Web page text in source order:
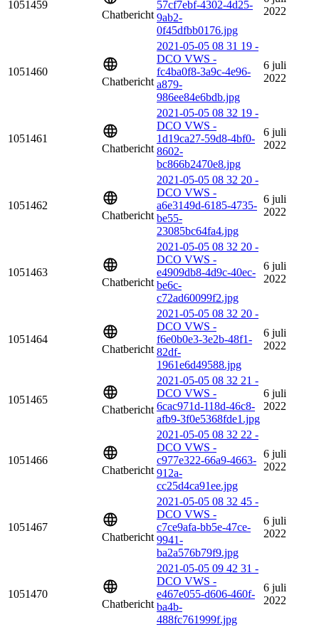
1051459
Chatbericht
57cf7ebf-4302-4d25-
9ab2-
0f45dfbb0176.jpg
2022
1051460
Chatbericht
2021-05-05 08 31 19 -
DCO VWS -
fc4ba0f8-3a9c-4e96-
a879-
986ee84e6bdb.jpg
6 juli
2022
1051461
Chatbericht
2021-05-05 08 32 19 -
DCO VWS -
1d19ca27-59d8-4bf0-
8602-
bc866b2470e8.jpg
6 juli
2022
1051462
Chatbericht
2021-05-05 08 32 20 -
DCO VWS -
a6e3149d-6185-4735-
be55-
23085bc64fa4.jpg
6 juli
2022
1051463
Chatbericht
2021-05-05 08 32 20 -
DCO VWS -
e4909db8-4d9c-40ec-
be6c-
c72ad60099f2.jpg
6 juli
2022
1051464
Chatbericht
2021-05-05 08 32 20 -
DCO VWS -
f6e0b0e3-3e2b-48f1-
82df-
1961e6d49588.jpg
6 juli
2022
1051465
Chatbericht
2021-05-05 08 32 21 -
DCO VWS -
6cac971d-118d-46c8-
afb9-3f0e5368fde1.jpg
6 juli
2022
1051466
Chatbericht
2021-05-05 08 32 22 -
DCO VWS -
c977e322-66a9-4663-
912a-
cc25d4ca91ee.jpg
6 juli
2022
1051467
Chatbericht
2021-05-05 08 32 45 -
DCO VWS -
c7ce9afa-bb5e-47ce-
9941-
ba2a576b79f9.jpg
6 juli
2022
1051470
Chatbericht
2021-05-05 09 42 31 -
DCO VWS -
e467e055-d606-460f-
ba4b-
488fc761999f.jpg
6 juli
2022